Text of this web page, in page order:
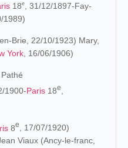
18e
, 31/12/1897-Fay-
1989)
Brie, 22/10/1923) Mary,
York , 16/06/1906)
1900-Paris 18e
8e
, 17/07/1920)
Viaux (Ancy-le-franc,